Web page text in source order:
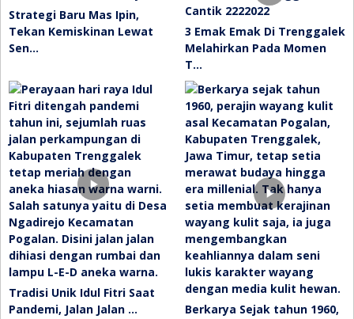
Strategi Baru Mas Ipin,
Tekan Kemiskinan Lewat
Sen…
3 Emak Emak Di Trenggalek
Melahirkan Pada Momen
T…
Tradisi Unik Idul Fitri Saat
Pandemi, Jalan Jalan …
Berkarya Sejak tahun 1960,